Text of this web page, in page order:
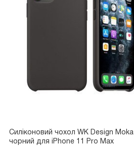
Силіконовий чохол WK Design Moka
чорний для iPhone 11 Pro Max